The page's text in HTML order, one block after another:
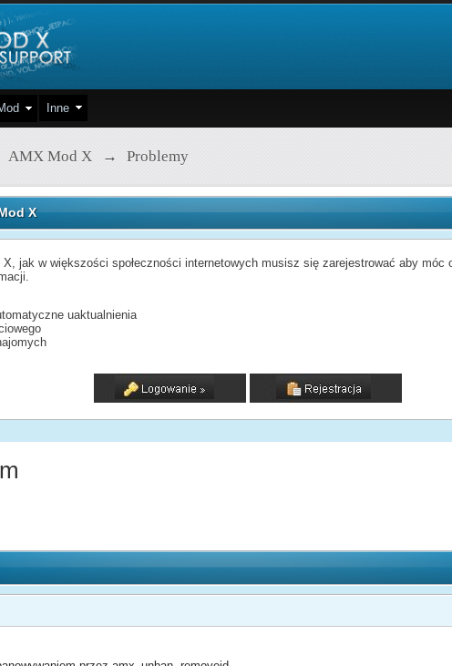
Inne
AMX Mod X → Problemy
X
X, jak w większości społeczności internetowych musisz się zarejestrować aby
uaktualnienia